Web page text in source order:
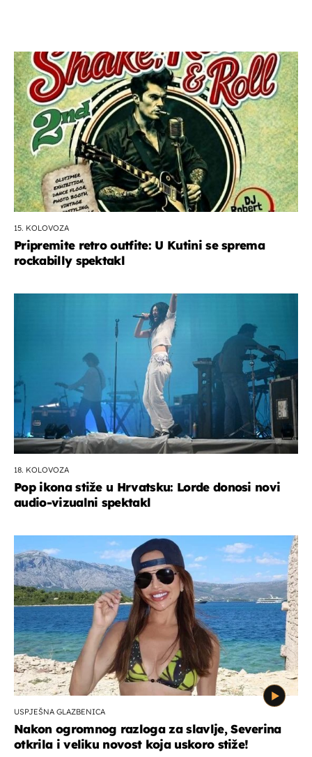
15. KOLOVOZA
Pripremite retro outfite: U Kutini se sprema
rockabilly spektakl
18. KOLOVOZA
Pop ikona stiže u Hrvatsku: Lorde donosi novi
audio-vizualni spektakl
USPJEŠNA GLAZBENICA
Nakon ogromnog razloga za slavlje, Severina
otkrila i veliku novost koja uskoro stiže!